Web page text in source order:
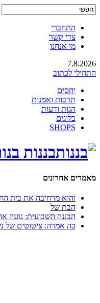
התחברי
צרי קשר
מי אנחנו
7.8.2026
התחילי לכתוב
יחסים
תרבות ואמנות
הגות ודעות
בלוגים
SHOPS
בננות
מאמרים אחרונים
והיא מרחיבה את בית
הבת של
הבננה השבועית: נועה
כה אמרה: ציטוטים של